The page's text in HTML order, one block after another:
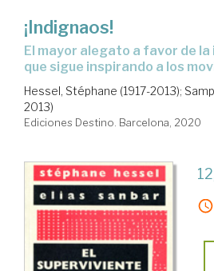
¡Indignaos!
el mayor alegato a favor de la insurrección pacífica
que sigue inspirando a los
Hessel, Stéphane (1917-2013);
2013)
Ediciones Destino. Barcelona, 2020